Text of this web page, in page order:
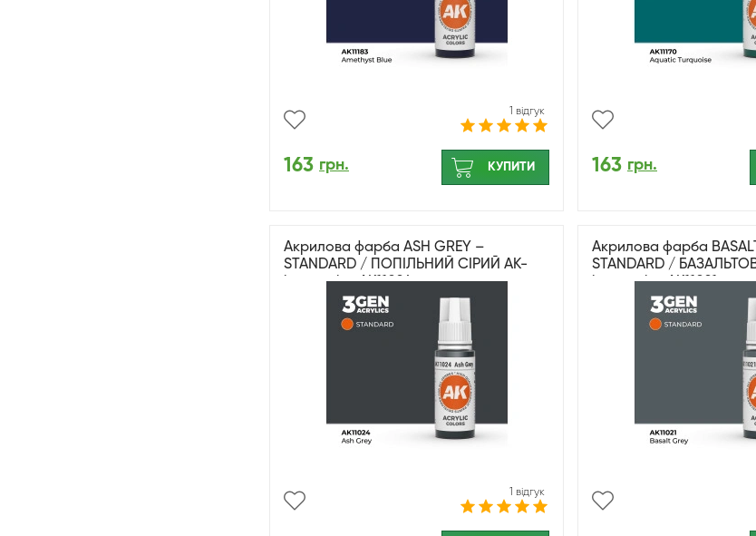
1 відгук
163 грн. КУПИТИ 163 грн.
Акрилова фарба ASH GREY –
STANDARD / ПОПІЛЬНИЙ СІРИЙ AK-
interactive AK11024
1 відгук
Акрилова фарба
STANDARD /
interactive AK11021